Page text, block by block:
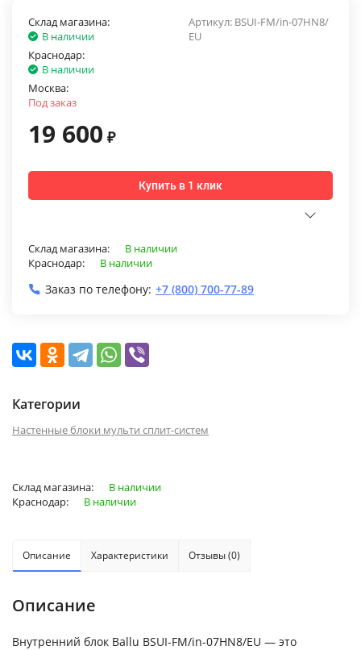
Артикул: BSUI-FM/in-07HN8/
EU
Склад магазина:
В наличии
Краснодар:
В наличии
Москва:
Под заказ
19 600 ₽
Купить в 1 клик
Склад магазина:
В наличии
Краснодар:
В наличии
Заказ по телефону: +7 (800) 700-77-89
Категории
Настенные блоки мульти сплит-систем
Склад магазина:
В наличии
Краснодар:
В наличии
Описание Характеристики Отзывы (0)
Описание
Внутренний блок Ballu BSUI-FM/in-07HN8/EU — это